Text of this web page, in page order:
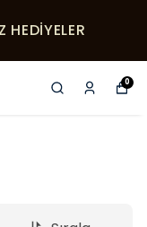
HEDIYELER
0